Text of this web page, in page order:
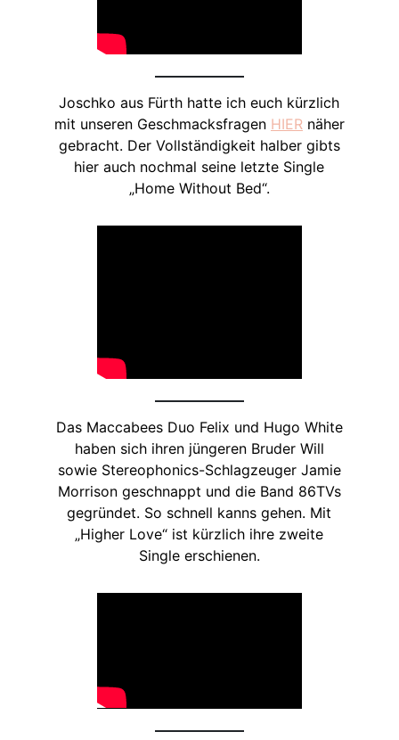
Joschko aus Fürth hatte ich euch kürzlich
mit unseren Geschmacksfragen HIERnäher
gebracht. Der Vollständigkeit halber gibts
hier auch nochmal seine letzte Single
„Home Without Bed“.
Das Maccabees Duo Felix und Hugo White
haben sich ihren jüngeren Bruder Will
sowie Stereophonics-Schlagzeuger Jamie
Morrison geschnappt und die Band 86TVs
gegründet. So schnell kanns gehen. Mit
„Higher Love“ ist kürzlich ihre zweite
Single erschienen.